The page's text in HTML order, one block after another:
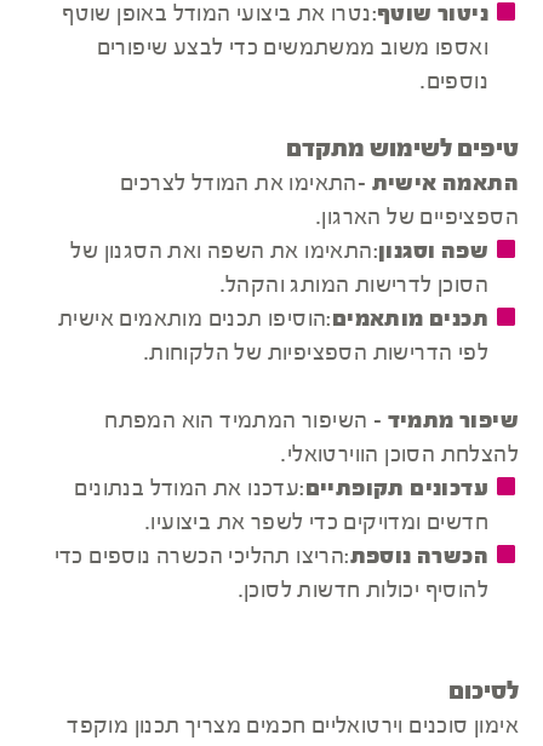
ניטור שוטף:נטרו את ביצועי המודל באופן שוטף
ואספו משוב ממשתמשים כדי לבצע שיפורים
נוספים.
טיפים לשימוש מתקדם
התאמה אישית -התאימו את המודל לצרכים
הספציפיים של הארגון.
שפה וסגנון:התאימו את השפה ואת הסגנון של
הסוכן לדרישות המותג והקהל.
תכנים מותאמים:הוסיפו תכנים מותאמים אישית
לפי הדרישות הספציפיות של הלקוחות.
שיפור מתמיד - השיפור המתמיד הוא המפתח
להצלחת הסוכן הווירטואלי.
עדכונים תקופתיים:עדכנו את המודל בנתונים
חדשים ומדויקים כדי לשפר את ביצועיו.
הכשרה נוספת:הריצו תהליכי הכשרה נוספים כדי
להוסיף יכולות חדשות לסוכן.
לסיכום
אימון סוכנים וירטואליים חכמים מצריך תכנון מוקפד